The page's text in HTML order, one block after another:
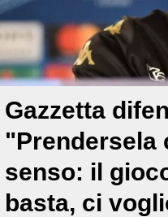
Gazzetta
"Prendersela
senso: il
basta, ci